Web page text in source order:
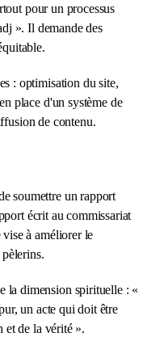
pour un processus
». Il demande des
: optimisation du site,
place d'un système de
de contenu.
soumettre un rapport
écrit au commissariat
à améliorer le
la dimension spirituelle : «
un acte qui doit être
et de la vérité ».